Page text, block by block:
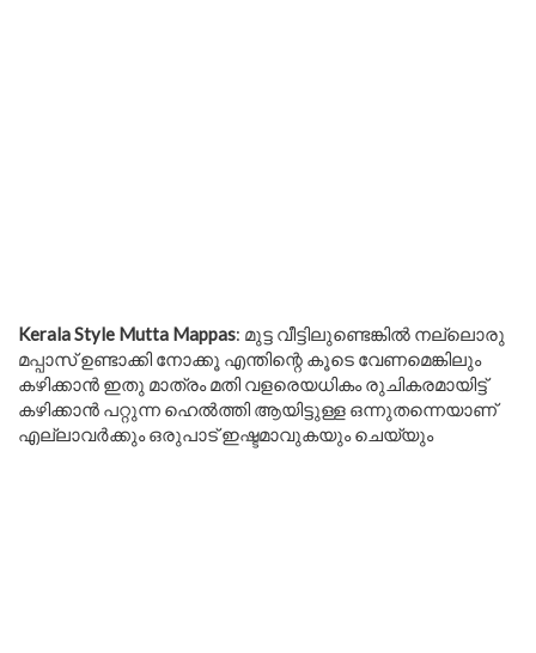
Kerala Style Mutta Mappas: മുട്ട വീട്ടിലുണ്ടെങ്കിൽ നല്ലൊരു
മപ്പാസ് ഉണ്ടാക്കി നോക്കൂ എന്തിന്റെ കൂടെ വേണമെങ്കിലും
കഴിക്കാൻ ഇതു മാത്രം മതി വളരെയധികം രുചികരമായിട്ട്
കഴിക്കാൻ പറ്റുന്ന ഹെൽത്തി ആയിട്ടുള്ള ഒന്നുതന്നെയാണ്
എല്ലാവർക്കും ഒരുപാട് ഇഷ്ടമാവുകയും ചെയ്യും